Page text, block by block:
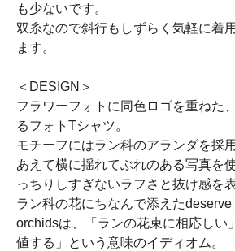
も少ないです。
双糸なので斜行もしずらく気軽に着
ます。
＜DESIGN＞
フラワーフォトに同色ロゴを重ねた
るフォトTシャツ。
モチーフにはラン科のアランダを採用
あえて横に揺れてぶれのある写真を
っちりしすぎないラフさと抜け感を
ラン科の花にちなんで添えたdeserve
orchidsは、「ランの花束に相応しい
値する」という意味のイディオム。